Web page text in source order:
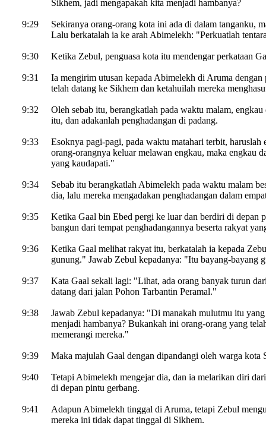
Sikhem, jadi mengapakah kita menjadi hambanya?
9:29
Sekiranya orang-orang kota ini ada di dalam tanganku,
Lalu berkatalah ia ke arah Abimelekh: "Perkuatlah
9:30 Ketika Zebul, penguasa kota itu mendengar perkataan
9:31
Ia mengirim utusan kepada Abimelekh di Aruma dengan
telah datang ke Sikhem dan ketahuilah mereka
9:32
Oleh sebab itu, berangkatlah pada waktu malam,
itu, dan adakanlah penghadangan di padang.
9:33
Esoknya pagi-pagi, pada waktu matahari terbit,
orang-orangnya keluar melawan engkau, maka engkau
yang kaudapati."
9:34
Sebab itu berangkatlah Abimelekh pada waktu malam
dia, lalu mereka mengadakan penghadangan dalam
9:35
Ketika Gaal bin Ebed pergi ke luar dan berdiri di depan
bangun dari tempat penghadangannya beserta rakyat
9:36
Ketika Gaal melihat rakyat itu, berkatalah ia kepada
gunung." Jawab Zebul kepadanya: "Itu bayang-bayang
9:37
Kata Gaal sekali lagi: "Lihat, ada orang banyak turun
datang dari jalan Pohon Tarbantin Peramal."
9:38
Jawab Zebul kepadanya: "Di manakah mulutmu itu
menjadi hambanya? Bukankah ini orang-orang yang
memerangi mereka."
9:39 Maka majulah Gaal dengan dipandangi oleh warga
9:40
Tetapi Abimelekh mengejar dia, dan ia melarikan diri
di depan pintu gerbang.
9:41
Adapun Abimelekh tinggal di Aruma, tetapi Zebul
mereka ini tidak dapat tinggal di Sikhem.